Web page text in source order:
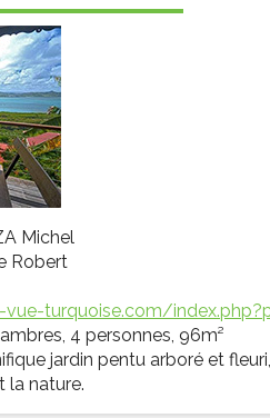
Michel
Robert
turquoise.com/
4 personnes, 96m²
jardin pentu arboré et
la nature.